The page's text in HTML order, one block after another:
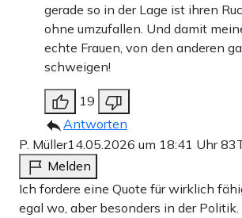
gerade so in der Lage ist ihren
ohne umzufallen. Und damit
echte Frauen, von den anderen
schweigen!
19
Antworten
P. Müller14.05.2026 um 18:41 Uhr
Melden
Ich fordere eine Quote für wirklich
egal wo, aber besonders in der